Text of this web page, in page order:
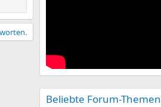
Beliebte Forum-Themen